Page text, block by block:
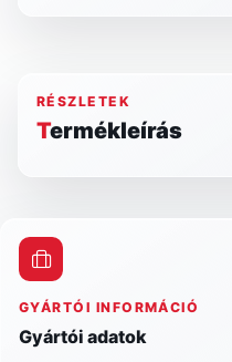
RÉSZLETEK
Termékleírás
GYÁRTÓI INFORMÁCIÓ
Gyártói adatok